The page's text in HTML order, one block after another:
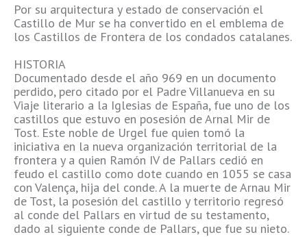
Por su arquitectura y estado de conservación el
Castillo de Mur se ha convertido en el emblema de
los Castillos de Frontera de los condados catalanes.
HISTORIA
Documentado desde el año 969 en un documento
perdido, pero citado por el Padre Villanueva en su
Viaje literario a la Iglesias de España, fue uno de los
castillos que estuvo en posesión de Arnal Mir de
Tost. Este noble de Urgel fue quien tomó la
iniciativa en la nueva organización territorial de la
frontera y a quien Ramón IV de Pallars cedió en
feudo el castillo como dote cuando en 1055 se casa
con Valença, hija del conde. A la muerte de Arnau Mir
de Tost, la posesión del castillo y territorio regresó
al conde del Pallars en virtud de su testamento,
dado al siguiente conde de Pallars, que fue su nieto.